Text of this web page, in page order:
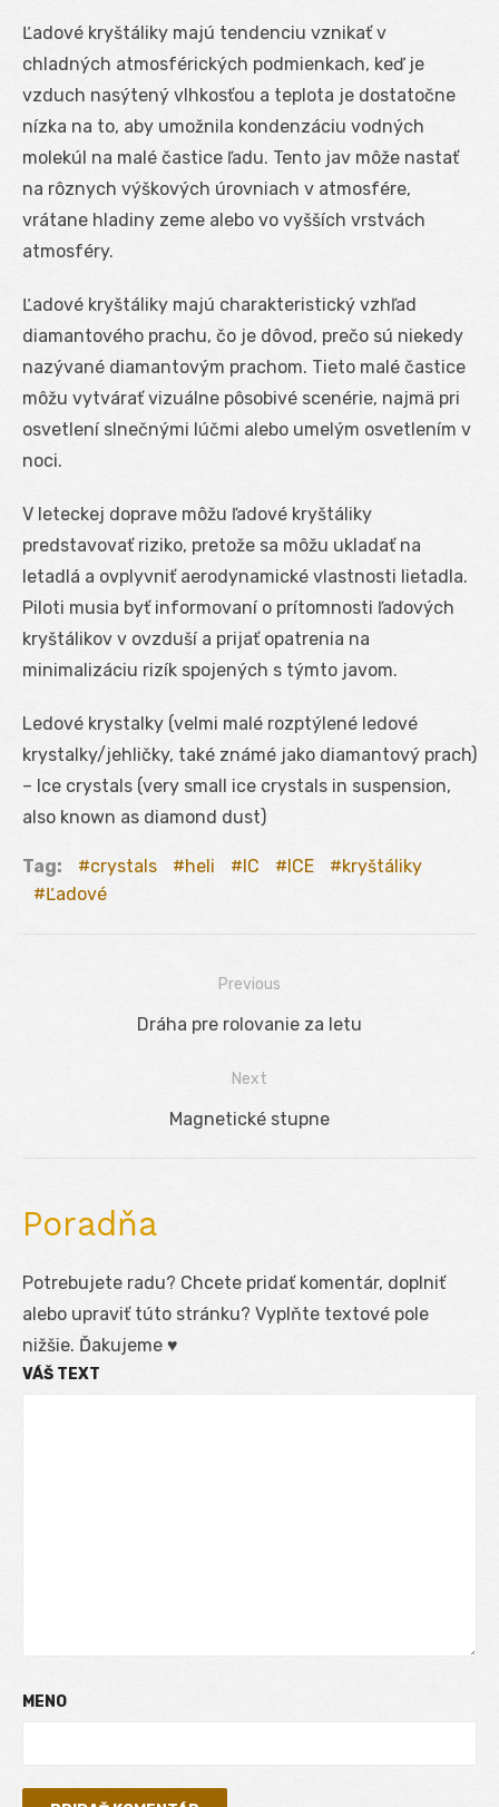
Ľadové kryštáliky majú tendenciu vznikať v
chladných atmosférických podmienkach, keď je
vzduch nasýtený vlhkosťou a teplota je dostatočne
nízka na to, aby umožnila kondenzáciu vodných
molekúl na malé častice ľadu. Tento jav môže nastať
na rôznych výškových úrovniach v atmosfére,
vrátane hladiny zeme alebo vo vyšších vrstvách
atmosféry.
Ľadové kryštáliky majú charakteristický vzhľad
diamantového prachu, čo je dôvod, prečo sú niekedy
nazývané diamantovým prachom. Tieto malé častice
môžu vytvárať vizuálne pôsobivé scenérie, najmä pri
osvetlení slnečnými lúčmi alebo umelým osvetlením v
noci.
V leteckej doprave môžu ľadové kryštáliky
predstavovať riziko, pretože sa môžu ukladať na
letadlá a ovplyvniť aerodynamické vlastnosti lietadla.
Piloti musia byť informovaní o prítomnosti ľadových
kryštálikov v ovzduší a prijať opatrenia na
minimalizáciu rizík spojených s týmto javom.
Ledové krystalky (velmi malé rozptýlené ledové
krystalky/jehličky, také známé jako diamantový prach)
– Ice crystals (very small ice crystals in suspension,
also known as diamond dust)
Tag: crystals heli IC ICE
kryštáliky
Ľadové
Navigácia
Previous
Previous
Dráha pre rolovanie za letu
Next
Next
Magnetické stupne
Poradňa
Potrebujete radu? Chcete pridať komentár, doplniť
alebo upraviť túto stránku? Vyplňte textové pole
nižšie. Ďakujeme ♥
VÁŠ TEXT
MENO